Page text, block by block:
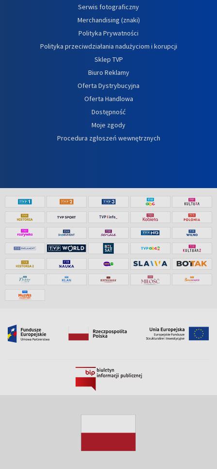
Serwis fotograficzny
Merchandising (znaki)
Polityka Prywatności
Polityka przeciwdziałania nadużyciom i korupcji
Sklep TVP
Biuro Reklamy
Oferta Dystrybucyjna
Oferta Handlowa
Dostępność
Moje zgody
Procedura zgłoszeń wewnętrznych